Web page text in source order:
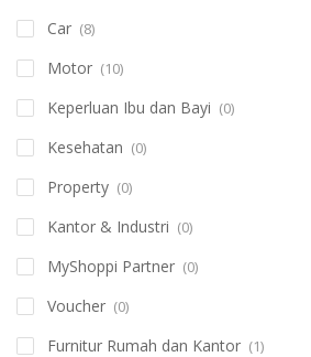
Car (8)
Motor (10)
Keperluan Ibu dan Bayi (0)
Kesehatan (0)
Property (0)
Kantor & Industri (0)
MyShoppi Partner (0)
Voucher (0)
Furnitur Rumah dan Kantor (1)